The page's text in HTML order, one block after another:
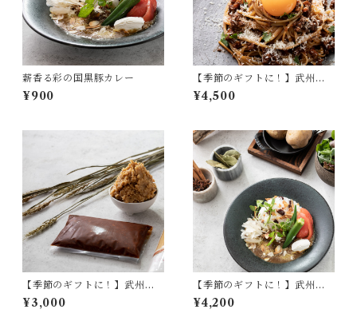
薪香る彩の国黒豚カレー
¥900
【季節のギフトに！】武州黒
毛和牛と麦みその濃厚ボロネ
ーゼソース×3食セット
¥4,500
【季節のギフトに！】武州黒
毛和牛と麦みその濃厚ボロネ
ーゼソース×2セット
¥3,000
【季節のギフトに！】武州黒
毛和牛と麦みその濃厚ボロネ
ーゼソース１食＆薪香る彩の
¥4,200